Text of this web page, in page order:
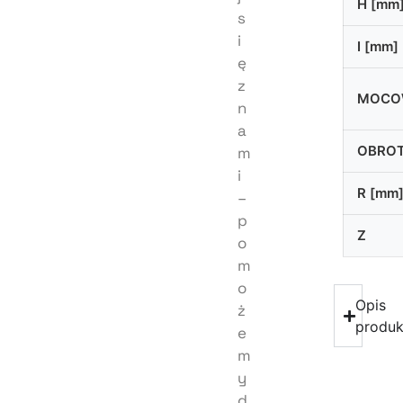
s
i
ę
z
n
a
m
i
–
p
o
m
o
ż
e
m
y
H
I [mm]
R [mm]
Z
Opis